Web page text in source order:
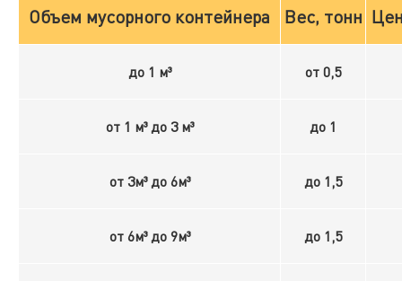
Объем мусорного контейнера Вес, тонн
до 1 м³ от 0,5
от 1 м³ до 3 м³ до 1
от 3м³ до 6м³ до 1,5
от 6м³ до 9м³ до 1,5